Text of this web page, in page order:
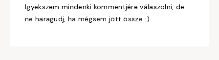
Igyekszem mindenki kommentjére válaszolni, de
ne haragudj, ha mégsem jött össze :)